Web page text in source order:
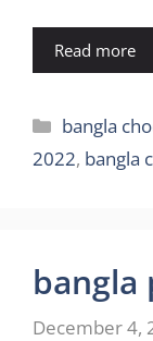
Read more
Categories
bangla
2022, bangla
bangla
December 4,